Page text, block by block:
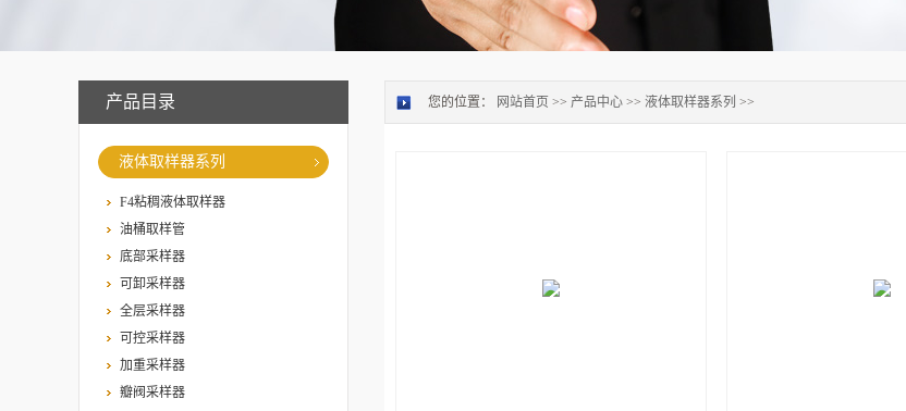
产品目录
液体取样器系列
F4粘稠液体取样器
油桶取样管
底部采样器
可卸采样器
全层采样器
可控采样器
加重采样器
瓣阀采样器
您的位置： 网站首页 >> 产品中心 >> 液体取样器系列 >>